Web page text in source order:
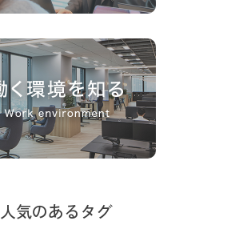
人気のあるタグ